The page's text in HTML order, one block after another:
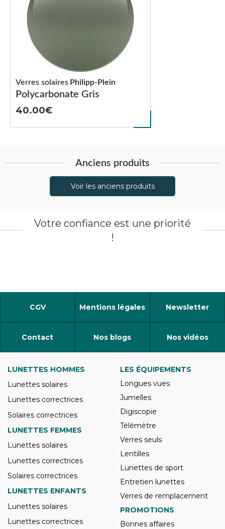
Polycarbonate Gris
Verres solaires Philipp-Plein
40.00
Anciens produits
Voir les anciens produits
Votre confiance est une priorité
!
CGV Mentions légales Newsletter
Contact Nos blogs Nos vidéos
LUNETTES HOMMES
Lunettes solaires
Lunettes correctrices
Solaires correctrices
LUNETTES FEMMES
Lunettes solaires
Lunettes correctrices
Solaires correctrices
LUNETTES ENFANTS
Lunettes solaires
Lunettes correctrices
LES ÉQUIPEMENTS
Longues vues
Jumelles
Digiscopie
Télémètre
Verres seuls
Lentilles
Lunettes de sport
Entretien lunettes
Verres de remplacement
PROMOTIONS
Bonnes affaires